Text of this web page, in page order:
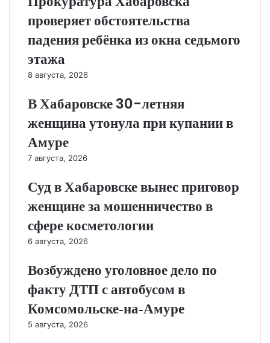
проверяет обстоятельства
падения ребёнка из окна седьмого
этажа
8 августа, 2026
В Хабаровске 30-летняя
женщина утонула при купании в
Амуре
7 августа, 2026
Суд в Хабаровске вынес приговор
женщине за мошенничество в
сфере косметологии
6 августа, 2026
Возбуждено уголовное дело по
факту ДТП с автобусом в
Комсомольске‑на‑Амуре
5 августа, 2026